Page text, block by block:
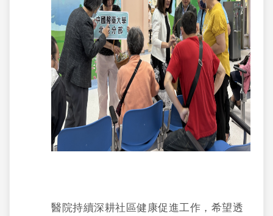
醫院持續深耕社區健康促進工作，希望透